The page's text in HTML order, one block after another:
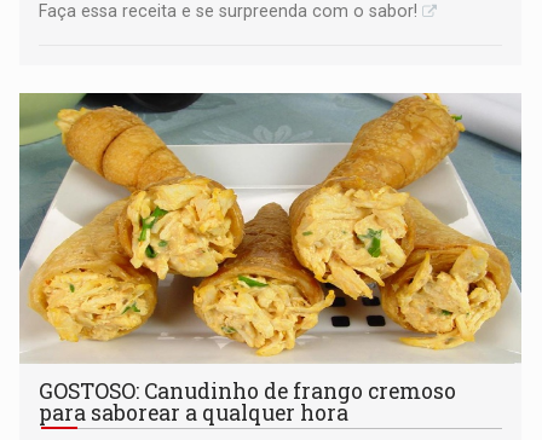
Faça essa receita e se surpreenda com o sabor!
GOSTOSO: Canudinho de frango cremoso
para saborear a qualquer hora